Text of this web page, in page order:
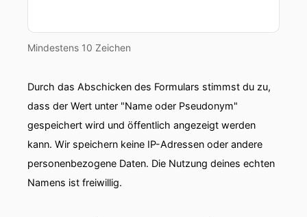
Mindestens 10 Zeichen
Durch das Abschicken des Formulars stimmst du zu,
dass der Wert unter "Name oder Pseudonym"
gespeichert wird und öffentlich angezeigt werden
kann. Wir speichern keine IP-Adressen oder andere
personenbezogene Daten. Die Nutzung deines echten
Namens ist freiwillig.